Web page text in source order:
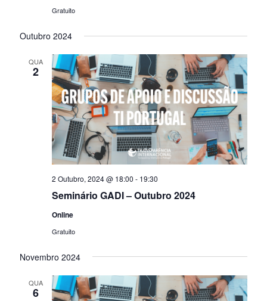
Gratuito
Outubro 2024
QUA
2
2 Outubro, 2024 @ 18:00 - 19:30
Seminário GADI – Outubro 2024
Online
Gratuito
Novembro 2024
QUA
6